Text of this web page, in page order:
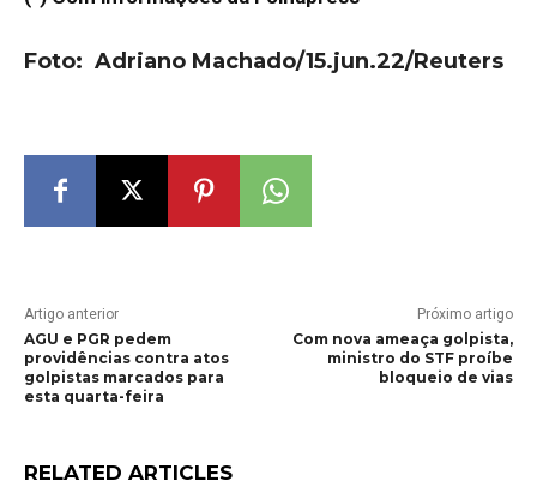
Foto: Adriano Machado/15.jun.22/Reuters
Artigo anterior
AGU e PGR pedem
providências contra atos
golpistas marcados para
esta quarta-feira
Próximo artigo
Com nova ameaça golpista,
ministro do STF proíbe
bloqueio de vias
RELATED ARTICLES